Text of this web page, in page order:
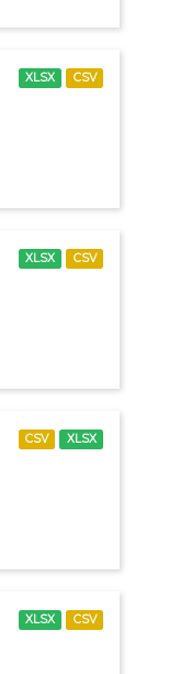
XLSX CSV
XLSX CSV
CSV XLSX
XLSX CSV